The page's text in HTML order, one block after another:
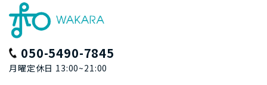
050-5490-7845
月曜定休日 13:00~21:00